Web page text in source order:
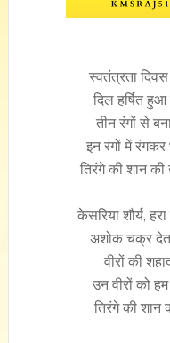
स्वतंत्रता
दिल हर्षित
तीन रंगों से
इन रंगों में
तिरंगे की शान की
केसरिया शौर्य,
अशोक चक्र
वीरों की
उन वीरों को
तिरंगे की शान